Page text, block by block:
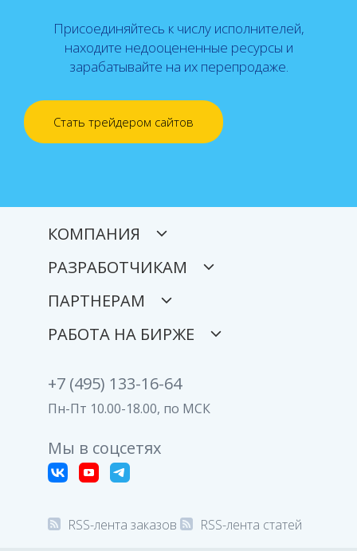
Присоединяйтесь к числу исполнителей,
находите недооцененные ресурсы и
зарабатывайте на их перепродаже.
Стать трейдером сайтов
КОМПАНИЯ
РАЗРАБОТЧИКАМ
ПАРТНЕРАМ
РАБОТА НА БИРЖЕ
+7 (495) 133-16-64
Пн-Пт 10.00-18.00, по МСК
Мы в соцсетях
RSS-лента заказов RSS-лента статей